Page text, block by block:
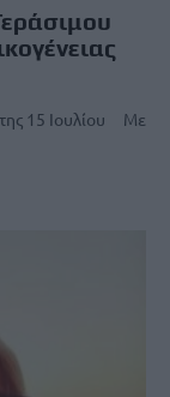
15 Ιουλίου Με